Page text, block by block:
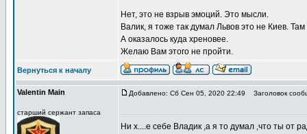
Нет, это не взрыв эмоций. Это мысли.
Валик, я тоже так думал Львов это не Киев. Там
А оказалось куда хреновее.
Желаю Вам этого не пройти.
Вернуться к началу
Valentin Main
старший сержант запаса
Добавлено: Сб Сен 05, 2020 22:49 Заголовок
Ни х....е себе Владик ,а я то думал ,что ты от